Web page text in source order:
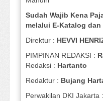
Sudah Wajib Kena
melalui E-Katalog
Direktur : HEVVI
PIMPINAN REDAKSI :
Redaksi : Hartanto
Redaktur : Bujang
Perwakilan DKI Jakarta :